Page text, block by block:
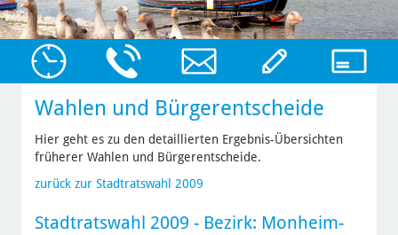
Wahlen und Bürgerentscheide
Hier geht es zu den detaillierten Ergebnis-Übersichten
früherer Wahlen und Bürgerentscheide.
zurück zur Stadtratswahl 2009
Stadtratswahl 2009 - Bezirk: Monheim-